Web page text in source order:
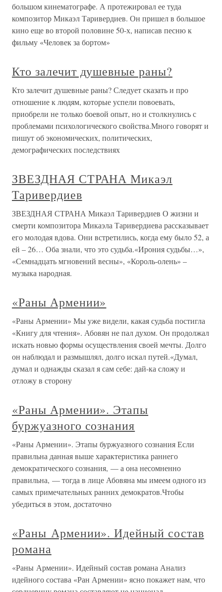
большом кинематографе. А протежировал ее туда
композитор Микаэл Таривердиев. Он пришел в большое
кино еще во второй половине 50-х, написав песню к
фильму «Человек за бортом»
Кто залечит душевные раны?
Кто залечит душевные раны? Следует сказать и про
отношение к людям, которые успели повоевать,
приобрели не только боевой опыт, но и столкнулись с
проблемами психологического свойства.Много говорят и
пишут об экономических, политических,
демографических последствиях
ЗВЕЗДНАЯ СТРАНА Микаэл
Таривердиев
ЗВЕЗДНАЯ СТРАНА Микаэл Таривердиев О жизни и
смерти композитора Микаэла Таривердиева рассказывает
его молодая вдова. Они встретились, когда ему было 52, а
ей – 26… Оба знали, что это судьба.«Ирония судьбы…»,
«Семнадцать мгновений весны», «Король-олень» –
музыка народная.
«Раны Армении»
«Раны Армении» Мы уже видели, какая судьба постигла
«Книгу для чтения». Абовян не пал духом. Он продолжал
искать новью формы осуществления своей мечты. Долго
он наблюдал и размышлял, долго искал путей.«Думал,
думал и однажды сказал я сам себе: дай-ка сложу и
отложу в сторону
«Раны Армении». Этапы
буржуазного сознания
«Раны Армении». Этапы буржуазного сознания Если
правильна данная выше характеристика раннего
демократического сознания, — а она несомненно
правильна, — тогда в лице Абовяна мы имеем одного из
самых примечательных ранних демократов.Чтобы
убедиться в этом, достаточно
«Раны Армении». Идейный состав
романа
«Раны Армении». Идейный состав романа Анализ
идейного состава «Ран Армении» ясно покажет нам, что